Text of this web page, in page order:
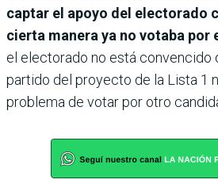
captar el apoyo del electorado
cierta manera ya no votaba por
el electorado no está convencido
partido del proyecto de la Lista 1
problema de votar por otro